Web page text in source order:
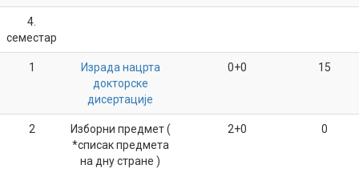
4.
семестар
1
Израда нацрта
докторске
дисертације
0+0 15
2
Изборни предмет (
*списак предмета
на дну стране )
2+0 0